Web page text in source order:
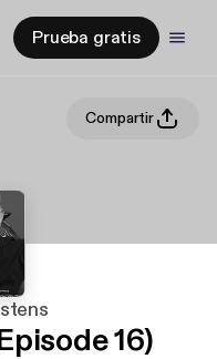
Prueba gratis
Compartir
16)